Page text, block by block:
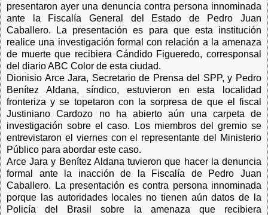
presentaron ayer una denuncia contra persona innominada
ante la Fiscalía General del Estado de Pedro Juan
Caballero. La presentación es para que esta institución
realice una investigación formal con relación a la amenaza
de muerte que recibiera Cándido Figueredo, corresponsal
del diario ABC Color de esta ciudad.
Dionisio Arce Jara, Secretario de Prensa del SPP, y Pedro
Benítez Aldana, síndico, estuvieron en esta localidad
fronteriza y se topetaron con la sorpresa de que el fiscal
Justiniano Cardozo no ha abierto aún una carpeta de
investigación sobre el caso. Los miembros del gremio se
entrevistaron el viernes con el representante del Ministerio
Público para abordar este caso.
Arce Jara y Benítez Aldana tuvieron que hacer la denuncia
formal ante la inacción de la Fiscalía de Pedro Juan
Caballero. La presentación es contra persona innominada
porque las autoridades locales no tienen aún datos de la
Policía del Brasil sobre la amenaza que recibiera